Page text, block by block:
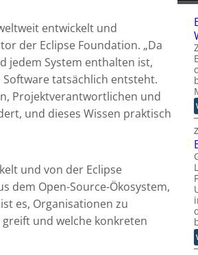
entwickelt und
der Eclipse Foundation. „Da
jedem System enthalten ist,
tatsächlich entsteht.
Projektverantwortlichen und
und dieses Wissen praktisch
und von der Eclipse
dem Open-Source-Ökosystem,
es, Organisationen zu
und welche konkreten